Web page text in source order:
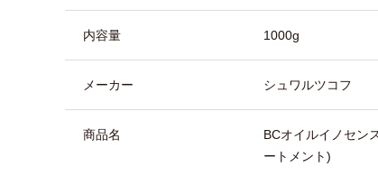
内容量 1000g
メーカー シュワルツコフ
商品名
BCオイルイノセン
ートメント)